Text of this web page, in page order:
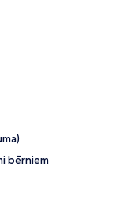
bērniem